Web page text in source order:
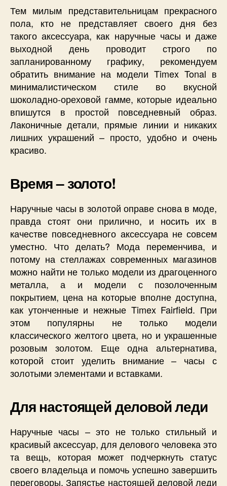
Тем милым представительницам прекрасного
пола, кто не представляет своего дня без
такого аксессуара, как наручные часы и даже
выходной день проводит строго по
запланированному графику, рекомендуем
обратить внимание на модели Timex Tonal в
минималистическом стиле во вкусной
шоколадно-ореховой гамме, которые идеально
впишутся в простой повседневный образ.
Лаконичные детали, прямые линии и никаких
лишних украшений – просто, удобно и очень
красиво.
Время – золото!
Наручные часы в золотой оправе снова в моде,
правда стоят они прилично, и носить их в
качестве повседневного аксессуара не совсем
уместно. Что делать? Мода переменчива, и
потому на стеллажах современных магазинов
можно найти не только модели из драгоценного
металла, а и модели с позолоченным
покрытием, цена на которые вполне доступна,
как утонченные и нежные Timex Fairfield. При
этом популярны не только модели
классического желтого цвета, но и украшенные
розовым золотом. Еще одна альтернатива,
которой стоит уделить внимание – часы с
золотыми элементами и вставками.
Для настоящей деловой леди
Наручные часы – это не только стильный и
красивый аксессуар, для делового человека это
та вещь, которая может подчеркнуть статус
своего владельца и помочь успешно завершить
переговоры. Запястье настоящей деловой леди